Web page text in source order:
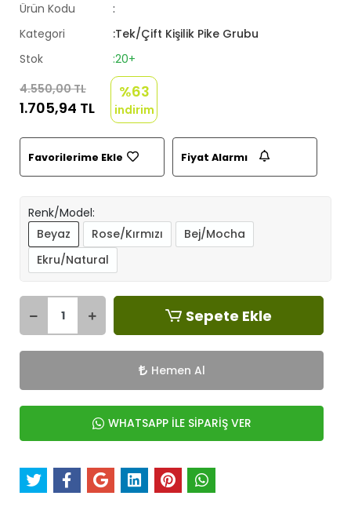
Ürün Kodu
:
Kategori
:Tek/Çift Kişilik Pike Grubu
Stok
:20+
4.550,00 TL
1.705,94 TL
%63
indirim
Favorilerime Ekle Fiyat Alarmı
Renk/Model:
Beyaz
Rose/Kırmızı
Bej/Mocha
Ekru/Natural
Sepete Ekle
Hemen Al
WHATSAPP İLE SİPARİŞ VER